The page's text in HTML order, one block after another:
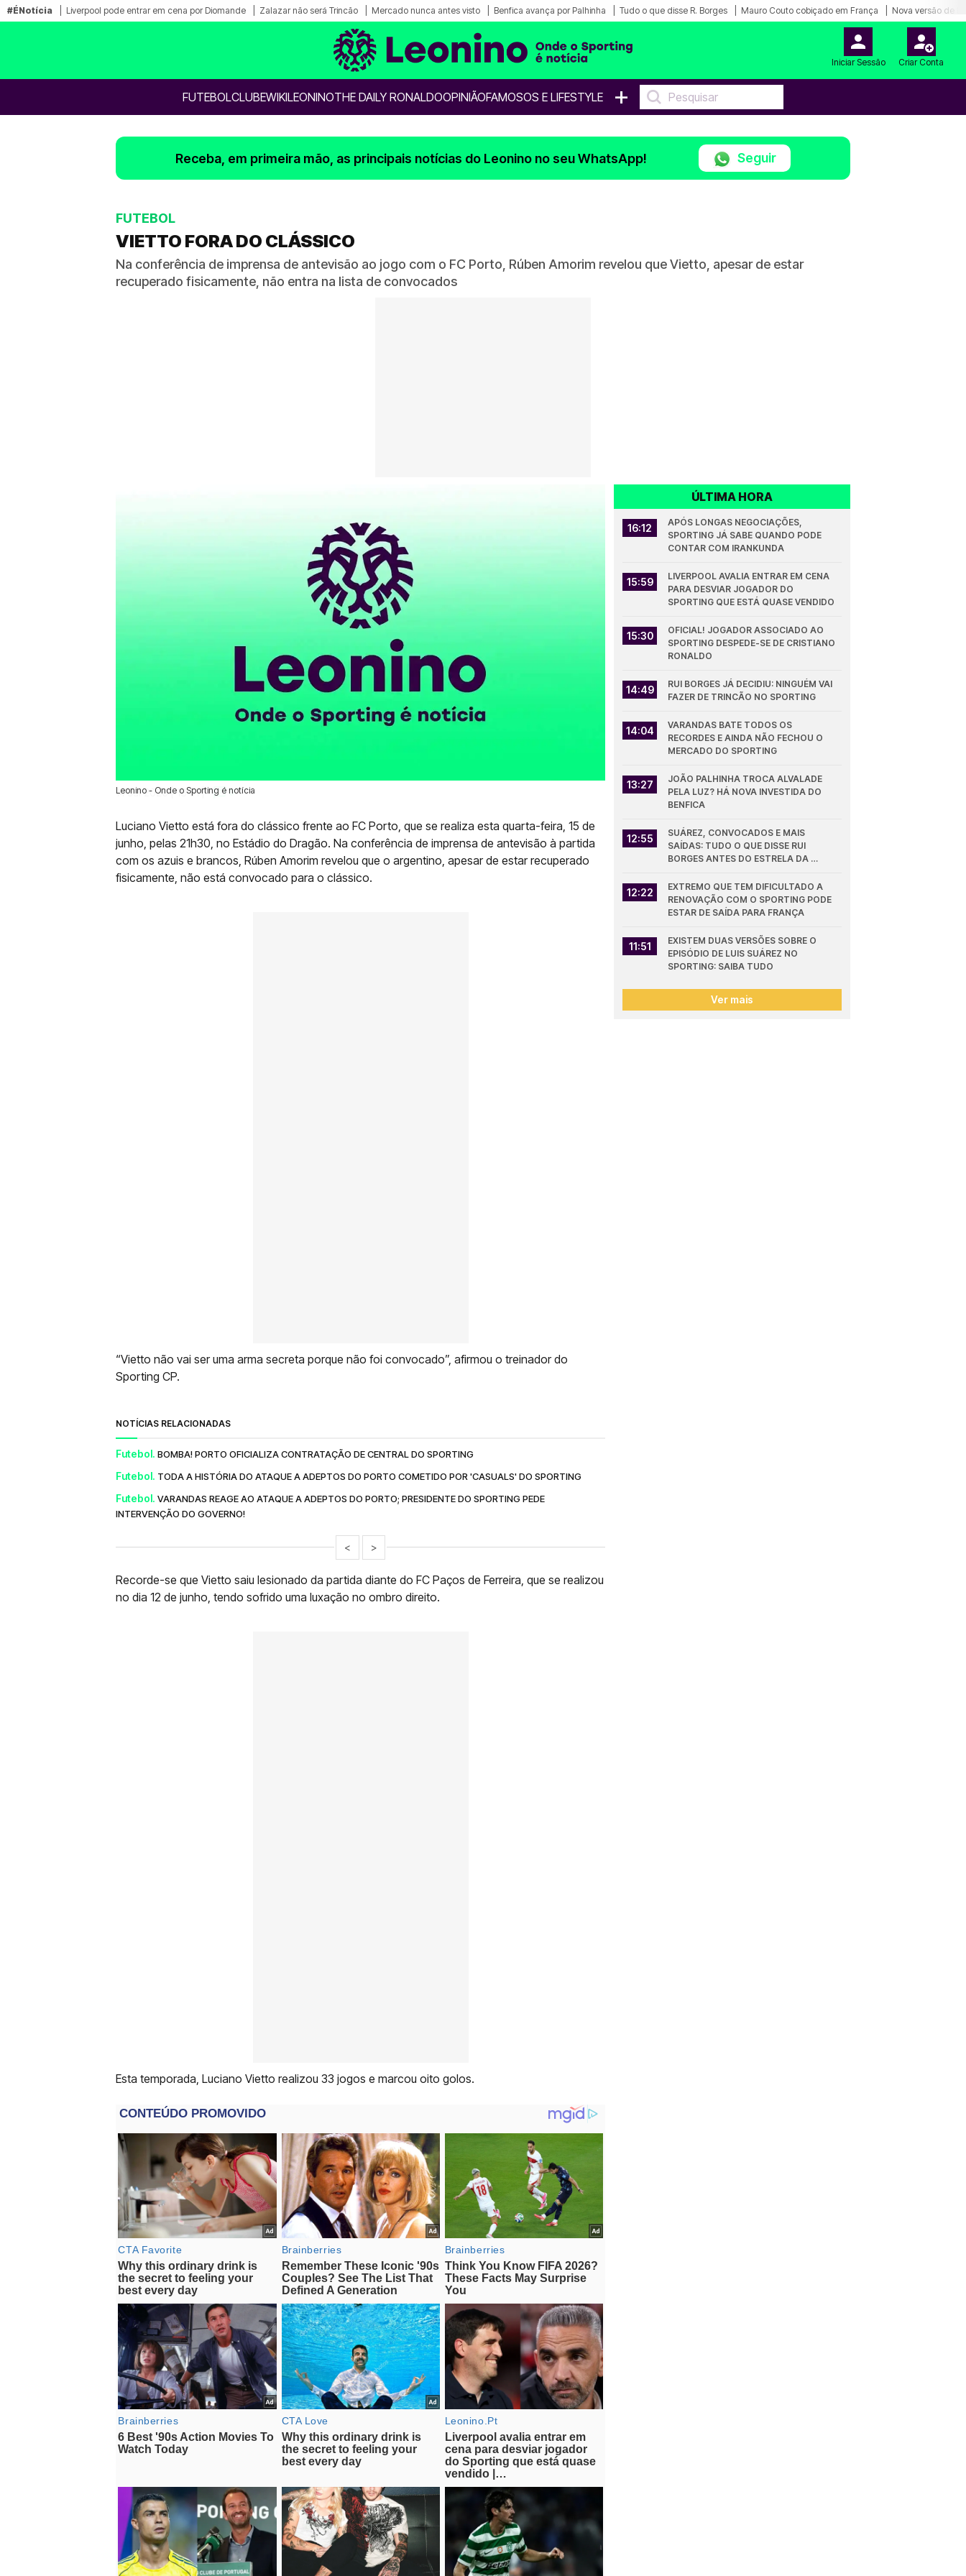
#ÉNotícia Liverpool pode entrar em cena por Diomande Zalazar não será Trincão Mercado nunca antes visto Benfica avança por Palhinha Tudo o que disse R. Borges Mauro Couto cobiçado em França Nova versão de
Iniciar Sessão Criar Conta
FUTEBOLCLUBEWIKILEONINOTHE DAILY RONALDOOPINIÃOFAMOSOS E LIFESTYLE +
Receba, em primeira mão, as principais notícias do Leonino no seu WhatsApp! Seguir
FUTEBOL
VIETTO FORA DO CLÁSSICO
Na conferência de imprensa de antevisão ao jogo com o FC Porto, Rúben Amorim revelou que Vietto, apesar de estar
recuperado fisicamente, não entra na lista de convocados
Leonino - Onde o Sporting é notícia
14 Jul 2020 | 18:01 | 0
Luciano Vietto está fora do clássico frente ao FC Porto, que se realiza esta quarta-feira, 15 de
junho, pelas 21h30, no Estádio do Dragão. Na conferência de imprensa de antevisão à partida
com os azuis e brancos, Rúben Amorim revelou que o argentino, apesar de estar recuperado
fisicamente, não está convocado para o clássico.
“Vietto não vai ser uma arma secreta porque não foi convocado”, afirmou o treinador do
Sporting CP.
NOTÍCIAS RELACIONADAS
Futebol. BOMBA! PORTO OFICIALIZA CONTRATAÇÃO DE CENTRAL DO SPORTING
Futebol. TODA A HISTÓRIA DO ATAQUE A ADEPTOS DO PORTO COMETIDO POR 'CASUALS' DO SPORTING
Futebol. VARANDAS REAGE AO ATAQUE A ADEPTOS DO PORTO; PRESIDENTE DO SPORTING PEDE
INTERVENÇÃO DO GOVERNO!
< >
Recorde-se que Vietto saiu lesionado da partida diante do FC Paços de Ferreira, que se realizou
no dia 12 de junho, tendo sofrido uma luxação no ombro direito.
Esta temporada, Luciano Vietto realizou 33 jogos e marcou oito golos.
ÚLTIMA HORA
16:12
APÓS LONGAS NEGOCIAÇÕES,
SPORTING JÁ SABE QUANDO PODE
CONTAR COM IRANKUNDA
15:59
LIVERPOOL AVALIA ENTRAR EM CENA
PARA DESVIAR JOGADOR DO
SPORTING QUE ESTÁ QUASE VENDIDO
15:30
OFICIAL! JOGADOR ASSOCIADO AO
SPORTING DESPEDE-SE DE CRISTIANO
RONALDO
14:49
RUI BORGES JÁ DECIDIU: NINGUÉM VAI
FAZER DE TRINCÃO NO SPORTING
14:04
VARANDAS BATE TODOS OS
RECORDES E AINDA NÃO FECHOU O
MERCADO DO SPORTING
13:27
JOÃO PALHINHA TROCA ALVALADE
PELA LUZ? HÁ NOVA INVESTIDA DO
BENFICA
12:55
SUÁREZ, CONVOCADOS E MAIS
SAÍDAS: TUDO O QUE DISSE RUI
BORGES ANTES DO ESTRELA DA
12:22
EXTREMO QUE TEM DIFICULTADO A
RENOVAÇÃO COM O SPORTING PODE
ESTAR DE SAÍDA PARA FRANÇA
11:51
EXISTEM DUAS VERSÕES SOBRE O
EPISÓDIO DE LUIS SUÁREZ NO
SPORTING: SAIBA TUDO
Ver mais